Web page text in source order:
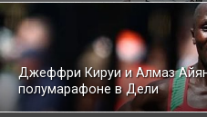
Джеффри Кируи и Алмаз
полумарафоне в Дели